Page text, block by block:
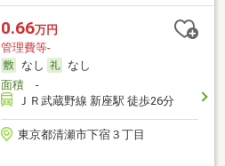
0.66万円
管理費等-
なし
なし
面積-
ＪＲ武蔵野線 新座駅 徒歩26分
東京都清瀬市下宿３丁目